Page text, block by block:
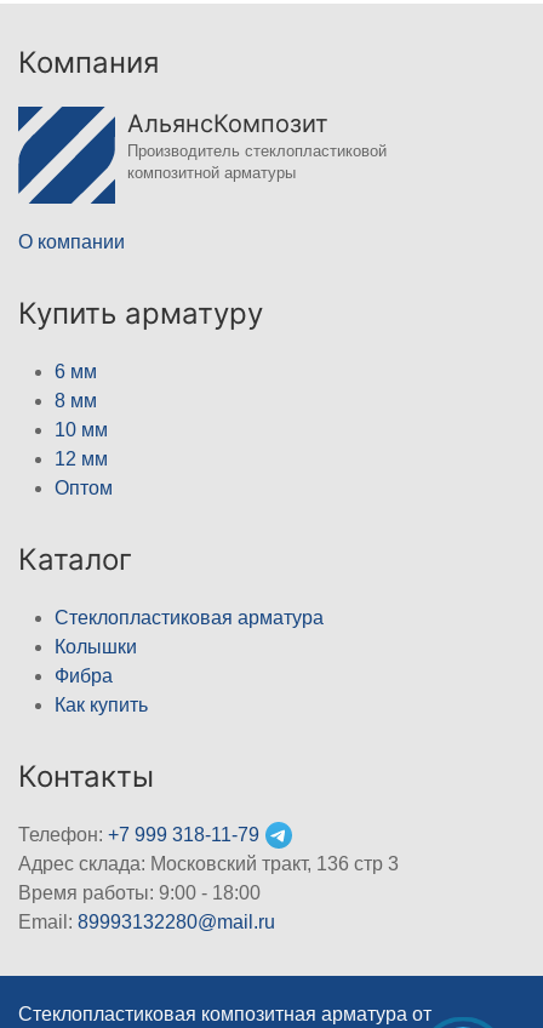
Компания
АльянсКомпозит
Производитель стеклопластиковой
композитной арматуры
О компании
Купить арматуру
6 мм
8 мм
10 мм
12 мм
Оптом
Каталог
Стеклопластиковая арматура
Колышки
Фибра
Как купить
Контакты
Телефон: +7 999 318-11-79
Адрес склада: Московский тракт, 136 стр 3
Время работы: 9:00 - 18:00
Email: 89993132280@mail.ru
Стеклопластиковая композитная арматура от